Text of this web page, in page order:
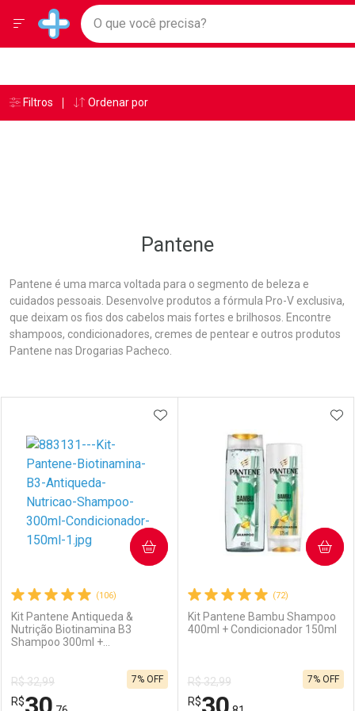
Drogarias Pacheco
Baixe nosso APP e aproveite Ofertas Exclusivas!
Ir direto para a home
pela página
Ir direto para o conteúdo
Ir direto para a busca
Ir direto para a ajuda
Ir direto para a notificações
Faça a sua busca
O que você precisa?
Menu
Breadcrumb
Drogarias Pacheco Pantene
Pantene
Pantene é uma marca voltada para o segmento de beleza e
cuidados pessoais. Desenvolve produtos a fórmula Pro-V exclusiva,
que deixam os fios dos cabelos mais fortes e brilhosos. Encontre
shampoos, condicionadores, cremes de pentear e outros produtos
Pantene nas Drogarias Pacheco.
(106)
Kit Pantene Antiqueda &
Nutrição Biotinamina B3
Shampoo 300ml +
R$ 32,99
R$
7% OFF
ADICIONAR AOS FAVORITOS
COMPRAR
(72)
Kit Pantene Bambu Shampoo
400ml + Condicionador 150ml
R$ 32,99
R$
7% OFF
COMPRAR
Âncoras
Filtros Ordenar por